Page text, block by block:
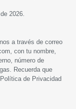
2026.
a través de correo
, con tu nombre,
número de
Recuerda que
Política de Privacidad